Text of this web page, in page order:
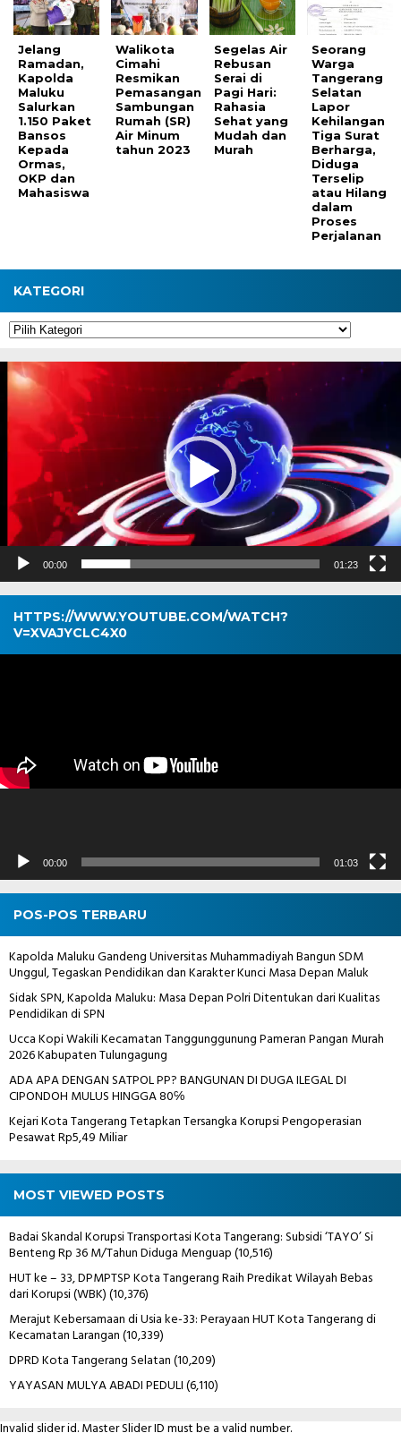
Jelang
Ramadan,
Kapolda
Maluku
Salurkan
1.150 Paket
Bansos
Kepada
Ormas,
OKP dan
Mahasiswa
Walikota
Cimahi
Resmikan
Pemasangan
Sambungan
Rumah (SR)
Air Minum
tahun 2023
Segelas Air
Rebusan
Serai di
Pagi Hari:
Rahasia
Sehat yang
Mudah dan
Murah
Seorang
Warga
Tangerang
Selatan
Lapor
Kehilangan
Tiga Surat
Berharga,
Diduga
Terselip
atau Hilang
dalam
Proses
Perjalanan
KATEGORI
Kategori
Pemutar
Video
00:00 01:23
HTTPS://WWW.YOUTUBE.COM/WATCH?
V=XVAJYCLC4X0
Pemutar
00:00 01:03
POS-POS TERBARU
Kapolda Maluku Gandeng Universitas Muhammadiyah Bangun SDM
Unggul, Tegaskan Pendidikan dan Karakter Kunci Masa Depan Maluk
Sidak SPN, Kapolda Maluku: Masa Depan Polri Ditentukan dari Kualitas
Pendidikan di SPN
Ucca Kopi Wakili Kecamatan Tanggunggunung Pameran Pangan Murah
2026 Kabupaten Tulungagung
ADA APA DENGAN SATPOL PP? BANGUNAN DI DUGA ILEGAL DI
CIPONDOH MULUS HINGGA 80℅
Kejari Kota Tangerang Tetapkan Tersangka Korupsi Pengoperasian
Pesawat Rp5,49 Miliar
MOST VIEWED POSTS
Badai Skandal Korupsi Transportasi Kota Tangerang: Subsidi ‘TAYO’ Si
Benteng Rp 36 M/Tahun Diduga Menguap(10,516)
HUT ke – 33, DPMPTSP Kota Tangerang Raih Predikat Wilayah Bebas
dari Korupsi (WBK)(10,376)
Merajut Kebersamaan di Usia ke-33: Perayaan HUT Kota Tangerang di
Kecamatan Larangan(10,339)
DPRD Kota Tangerang Selatan(10,209)
YAYASAN MULYA ABADI PEDULI(6,110)